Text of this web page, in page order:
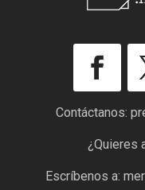
Contáctanos:
¿Quieres
Escríbenos a: